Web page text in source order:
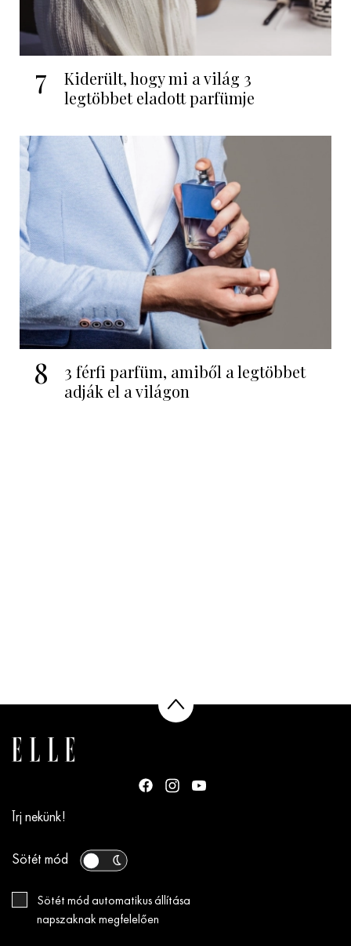
7
Kiderült, hogy mi a világ 3
legtöbbet eladott parfümje
8
3 férfi parfüm, amiből a legtöbbet
adják el a világon
Írj nekünk!
Sötét mód
Sötét mód automatikus állítása
napszaknak megfelelően